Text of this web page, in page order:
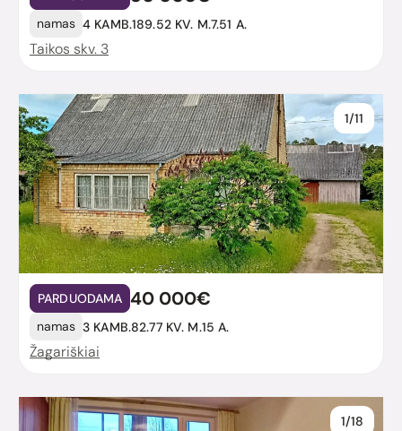
namas 4 KAMB.189.52 KV. M.7.51 A.
Taikos skv. 3
1/11
PARDUODAMA 40 000€
namas 3 KAMB.82.77 KV. M.15 A.
Žagariškiai
1/18